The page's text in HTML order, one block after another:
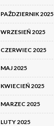
PAŹDZIERNIK 2025
WRZESIEŃ 2025
CZERWIEC 2025
MAJ 2025
KWIECIEŃ 2025
MARZEC 2025
LUTY 2025